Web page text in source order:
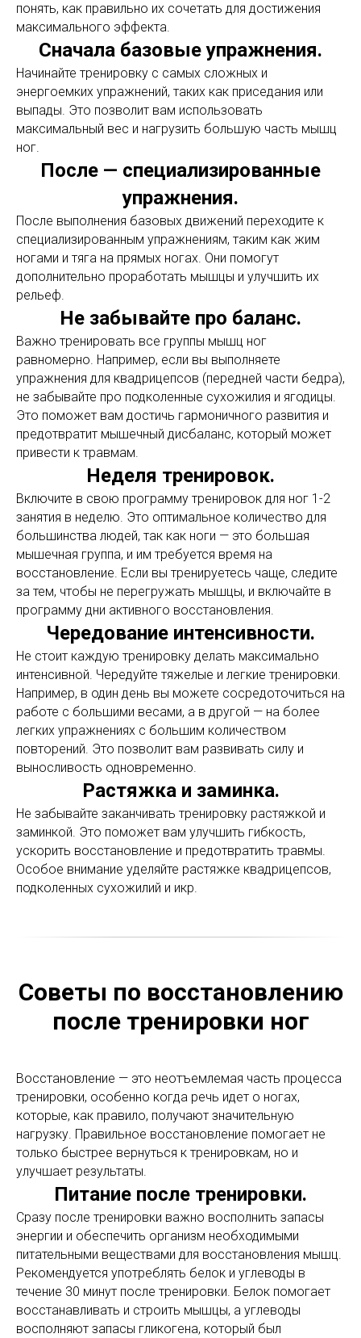
понять, как правильно их сочетать для достижения
максимального эффекта.
Сначала базовые упражнения.
Начинайте тренировку с самых сложных и
энергоемких упражнений, таких как приседания или
выпады. Это позволит вам использовать
максимальный вес и нагрузить большую часть мышц
ног.
После — специализированные
упражнения.
После выполнения базовых движений переходите к
специализированным упражнениям, таким как жим
ногами и тяга на прямых ногах. Они помогут
дополнительно проработать мышцы и улучшить их
рельеф.
Не забывайте про баланс.
Важно тренировать все группы мышц ног
равномерно. Например, если вы выполняете
упражнения для квадрицепсов (передней части бедра),
не забывайте про подколенные сухожилия и ягодицы.
Это поможет вам достичь гармоничного развития и
предотвратит мышечный дисбаланс, который может
привести к травмам.
Неделя тренировок.
Включите в свою программу тренировок для ног 1-2
занятия в неделю. Это оптимальное количество для
большинства людей, так как ноги — это большая
мышечная группа, и им требуется время на
восстановление. Если вы тренируетесь чаще, следите
за тем, чтобы не перегружать мышцы, и включайте в
программу дни активного восстановления.
Чередование интенсивности.
Не стоит каждую тренировку делать максимально
интенсивной. Чередуйте тяжелые и легкие тренировки.
Например, в один день вы можете сосредоточиться на
работе с большими весами, а в другой — на более
легких упражнениях с большим количеством
повторений. Это позволит вам развивать силу и
выносливость одновременно.
Растяжка и заминка.
Не забывайте заканчивать тренировку растяжкой и
заминкой. Это поможет вам улучшить гибкость,
ускорить восстановление и предотвратить травмы.
Особое внимание уделяйте растяжке квадрицепсов,
подколенных сухожилий и икр.
Советы по восстановлению
после тренировки ног
Восстановление — это неотъемлемая часть процесса
тренировки, особенно когда речь идет о ногах,
которые, как правило, получают значительную
нагрузку. Правильное восстановление помогает не
только быстрее вернуться к тренировкам, но и
улучшает результаты.
Питание после тренировки.
Сразу после тренировки важно восполнить запасы
энергии и обеспечить организм необходимыми
питательными веществами для восстановления мышц.
Рекомендуется употреблять белок и углеводы в
течение 30 минут после тренировки. Белок помогает
восстанавливать и строить мышцы, а углеводы
восполняют запасы гликогена, который был